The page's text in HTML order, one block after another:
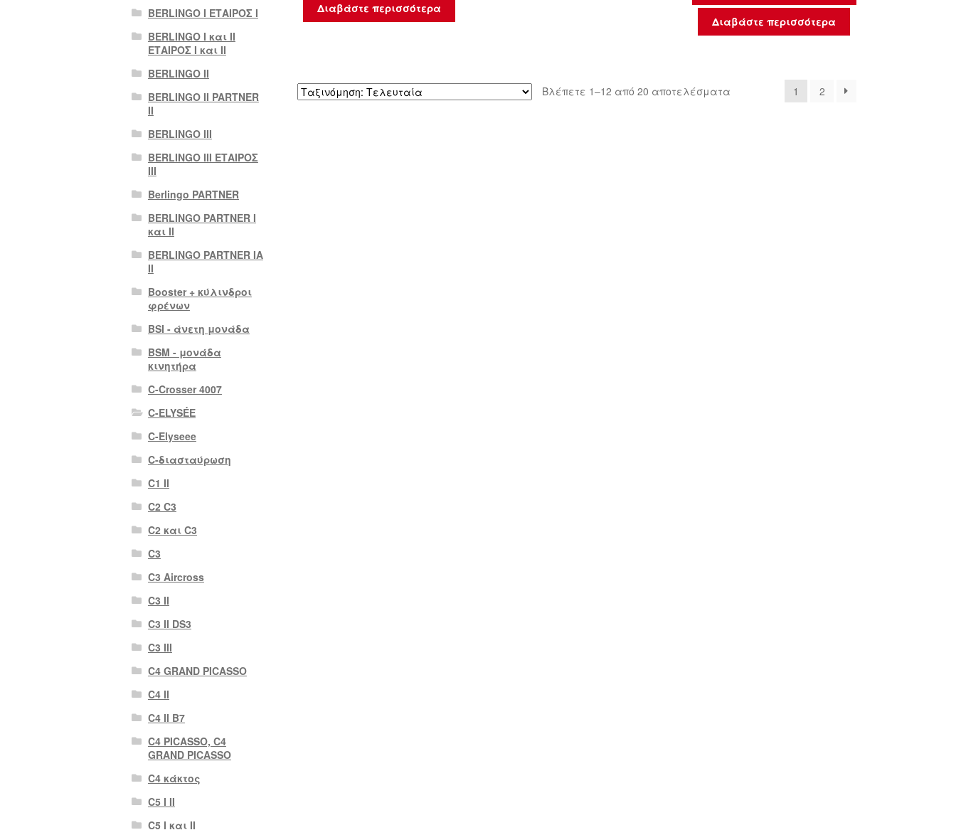
Διαβάστε περισσότερα
Διαβάστε περισσότερα
Βλέπετε 1–12 από 20 αποτελέσματαSorted
1 2
BERLINGO I ΕΤΑΙΡΟΣ Ι
BERLINGO I και II
ΕΤΑΙΡΟΣ I και II
BERLINGO II
BERLINGO II PARTNER
II
BERLINGO III
BERLINGO III ΕΤΑΙΡΟΣ
III
Berlingo PARTNER
BERLINGO PARTNER I
και II
BERLINGO PARTNER IA
II
Booster + κύλινδροι
φρένων
BSI - άνετη μονάδα
BSM - μονάδα
κινητήρα
C-Crosser 4007
C-ELYSÉE
C-Elyseee
C-διασταύρωση
C1 II
C2 C3
C2 και C3
C3
C3 Aircross
C3 II
C3 II DS3
C3 III
C4 GRAND PICASSO
C4 II
C4 II B7
C4 PICASSO, C4
GRAND PICASSO
C4 κάκτος
C5 I II
C5 I και II